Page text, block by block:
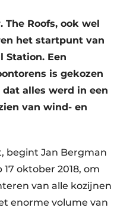
Roofs, ook wel
het startpunt van
Station. Een
is gekozen
alles werd in een
van wind- en
begint Jan Bergman
oktober 2018, om
van alle kozijnen
enorme volume van